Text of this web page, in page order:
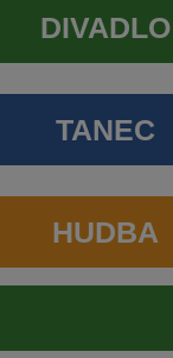
DIVADLO
TANEC
HUDBA